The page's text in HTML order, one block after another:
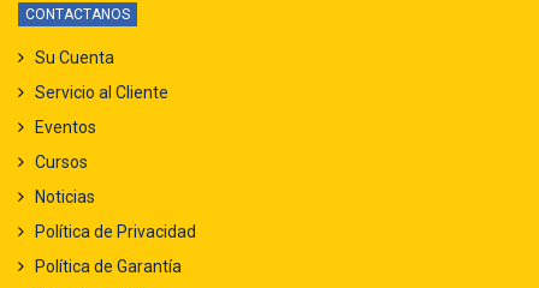
CONTACTANOS
Su Cuenta
Servicio al Cliente
Eventos
Cursos
Noticias
Política de Privacidad
Política de Garantía